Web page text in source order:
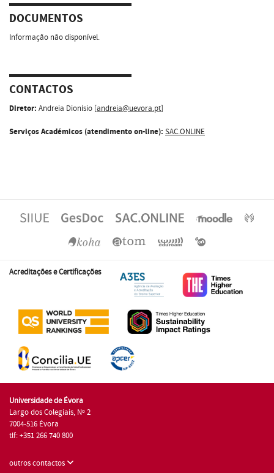
DOCUMENTOS
Informação não disponível.
CONTACTOS
Diretor: Andreia Dionísio [andreia@uevora.pt]
Serviços Académicos (atendimento on-line): SAC.ONLINE
Acreditações e Certificações
Universidade de Évora
Largo dos Colegiais, Nº 2
7004-516 Évora
tlf: +351 266 740 800
outros contactos